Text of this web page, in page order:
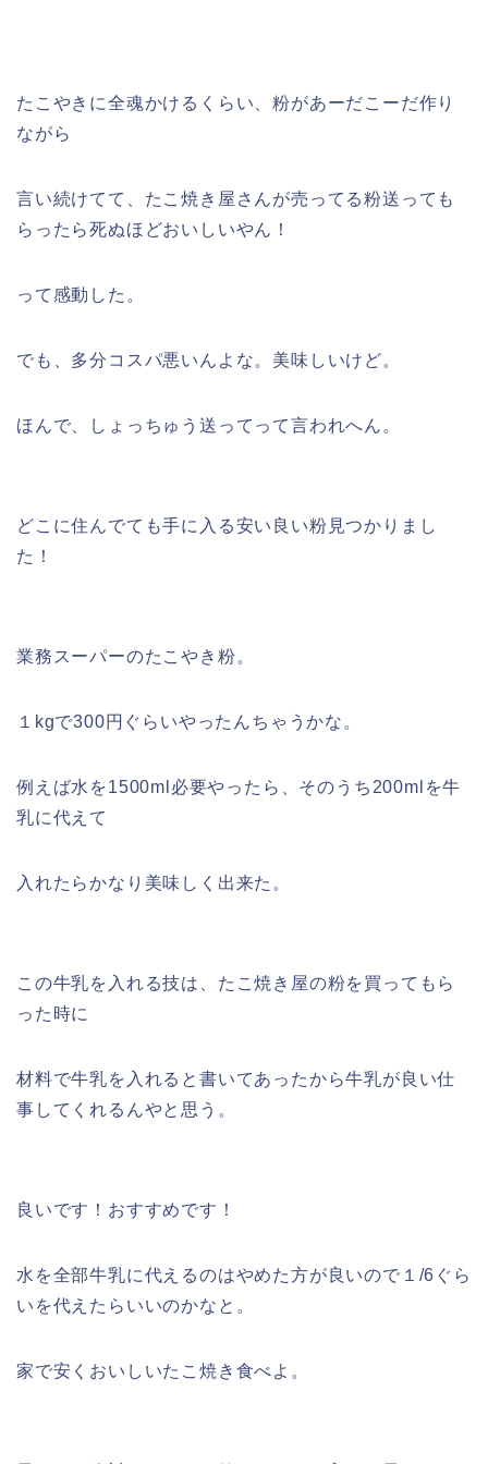
たこやきに全魂かけるくらい、粉があーだこーだ作り
ながら
言い続けてて、たこ焼き屋さんが売ってる粉送っても
らったら死ぬほどおいしいやん！
って感動した。
でも、多分コスパ悪いんよな。美味しいけど。
ほんで、しょっちゅう送ってって言われへん。
どこに住んでても手に入る安い良い粉見つかりまし
た！
業務スーパーのたこやき粉。
１kgで300円ぐらいやったんちゃうかな。
例えば水を1500ml必要やったら、そのうち200mlを牛
乳に代えて
入れたらかなり美味しく出来た。
この牛乳を入れる技は、たこ焼き屋の粉を買ってもら
った時に
材料で牛乳を入れると書いてあったから牛乳が良い仕
事してくれるんやと思う。
良いです！おすすめです！
水を全部牛乳に代えるのはやめた方が良いので１/6ぐら
いを代えたらいいのかなと。
家で安くおいしいたこ焼き食べよ。